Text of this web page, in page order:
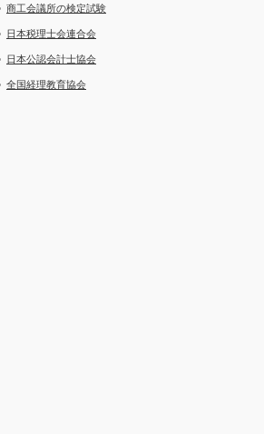
商工会議所の検定試験
日本税理士会連合会
日本公認会計士協会
全国経理教育協会